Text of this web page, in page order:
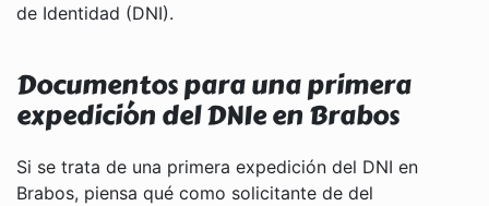
de Identidad (DNI).
Documentos para una primera
expedición del DNIe en Brabos
Si se trata de una primera expedición del DNI en
Brabos, piensa qué como solicitante de del